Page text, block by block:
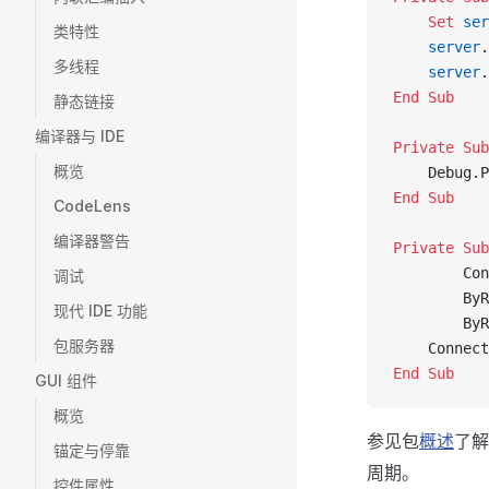
类特性
多线程
静态链接
编译器与 IDE
概览
CodeLens
编译器警告
调试
现代 IDE 功能
包服务器
GUI 组件
概览
锚定与停靠
控件属性
    Set
    server
    server
End Sub
Private
End Sub
Private
End Sub
参见包概述了
周期。